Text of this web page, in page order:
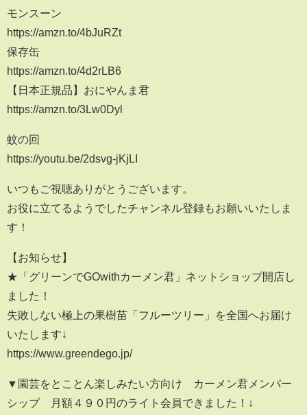
モンスーン
https://amzn.to/4bJuRZt
保存缶
https://amzn.to/4d2rLB6
【日本正規品】おにやんま君
https://amzn.to/3Lw0Dyl
蚊の回
https://youtu.be/2dsvg-jKjLI
いつもご視聴ありがとうございます。
お役に立てるようでしたチャンネル登録もお願いいたしま
す！
【お知らせ】
★「グリーンでGOwithカーメン君」ネットショップ開店し
ました！
失敗しない極上の果樹苗「フルーツリー」を全国へお届け
いたします↓
https://www.greendego.jp/
▼園芸をとことん楽しみたい方向け カーメン君メンバー
シップ 月額４９０円のライト会員できました！↓